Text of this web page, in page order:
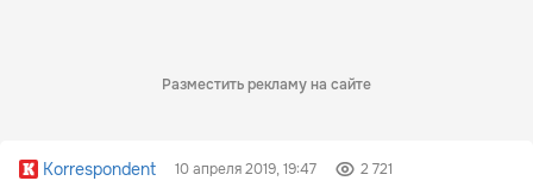
Разместить рекламу на сайте
Korrespondent 10 апреля 2019, 19:47 2 721